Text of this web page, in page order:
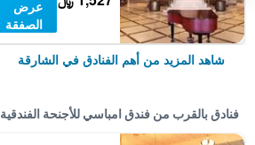
عرض
الصفقة
شاهد المزيد من أهم الفنادق في الشارقة
فنادق بالقرب من فندق امباسي للأجنحة الفندقية